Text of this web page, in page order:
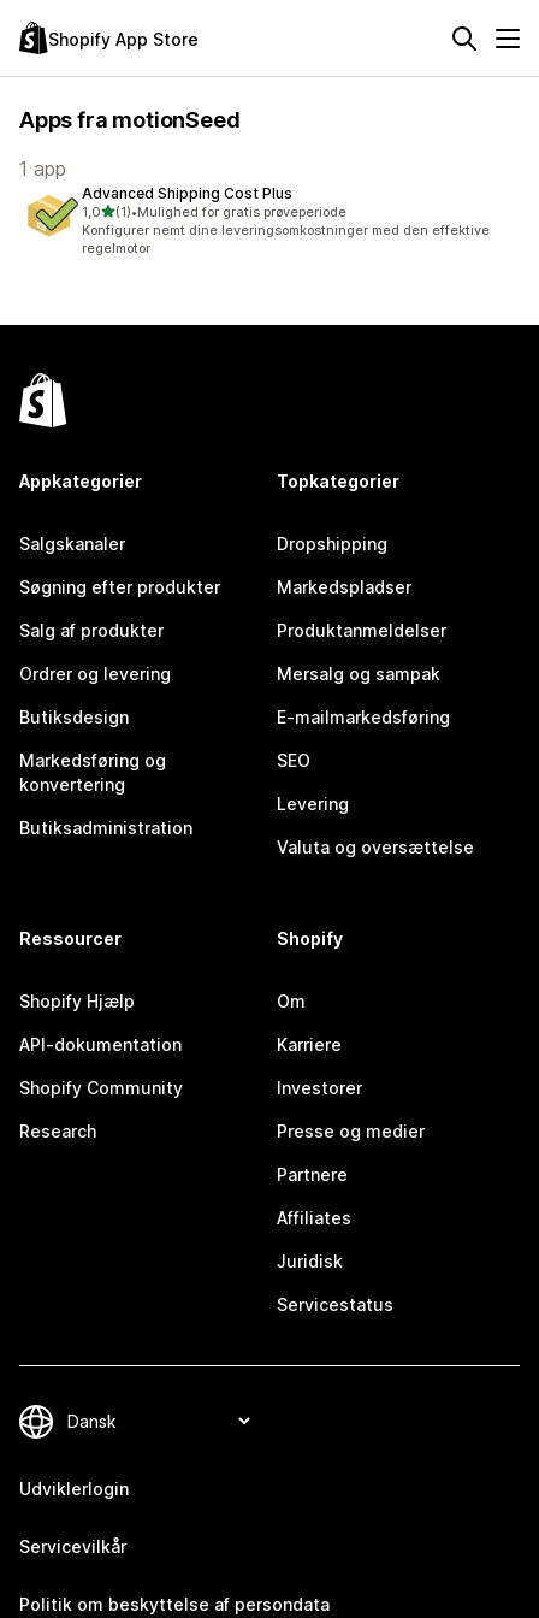
Shopify App Store
Apps fra motionSeed
1 app
Advanced Shipping Cost Plus
1,0ud af 5 stjerner
(1)
1 anmeldelser i alt
•Mulighed for gratis prøveperiode
Konfigurer nemt dine leveringsomkostninger med den effektive
regelmotor
Appkategorier
Salgskanaler
Søgning efter produkter
Salg af produkter
Ordrer og levering
Butiksdesign
Markedsføring og
konvertering
Butiksadministration
Topkategorier
Dropshipping
Markedspladser
Produktanmeldelser
Mersalg og sampak
E-mailmarkedsføring
SEO
Levering
Valuta og oversættelse
Ressourcer
Shopify Hjælp
API-dokumentation
Shopify Community
Research
Shopify
Om
Karriere
Investorer
Presse og medier
Partnere
Affiliates
Juridisk
Servicestatus
Udviklerlogin
Servicevilkår
Politik om beskyttelse af persondata